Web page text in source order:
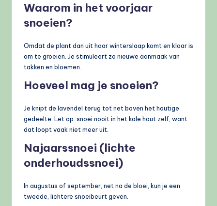
Waarom in het voorjaar
snoeien?
Omdat de plant dan uit haar winterslaap komt en klaar is
om te groeien. Je stimuleert zo nieuwe aanmaak van
takken en bloemen.
Hoeveel mag je snoeien?
Je knipt de lavendel terug tot net boven het houtige
gedeelte. Let op: snoei nooit in het kale hout zelf, want
dat loopt vaak niet meer uit.
Najaarssnoei (lichte
onderhoudssnoei)
In augustus of september, net na de bloei, kun je een
tweede, lichtere snoeibeurt geven.